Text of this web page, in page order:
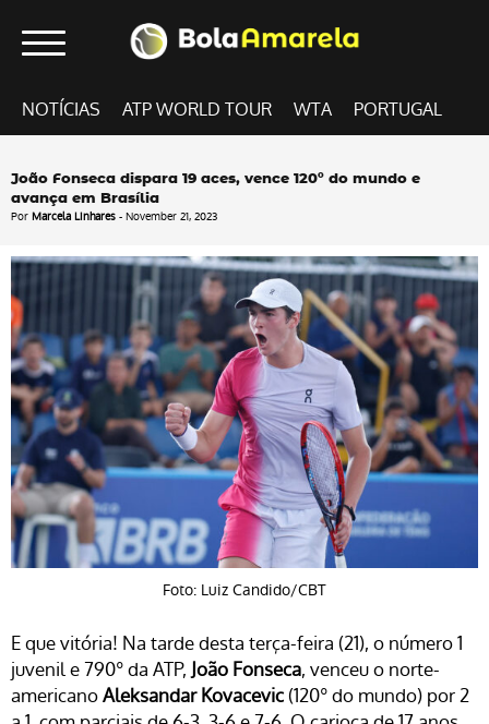
NOTÍCIAS ATP WORLD TOUR WTA PORTUGAL
João Fonseca dispara 19 aces, vence 120º do mundo e
avança em Brasília
Por Marcela Linhares - November 21, 2023
Foto: Luiz Candido/CBT
E que vitória! Na tarde desta terça-feira (21), o número 1
juvenil e 790º da ATP,João Fonseca, venceu o norte-
americanoAleksandar Kovacevic(120º do mundo) por 2